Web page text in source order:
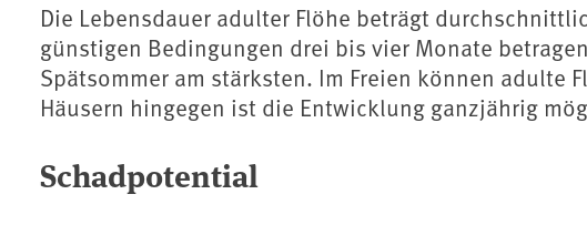
Die Lebensdauer adulter Flöhe beträgt
günstigen Bedingungen drei bis vier Monate
Spätsommer am stärksten. Im Freien können adulte
Häusern hingegen ist die Entwicklung ganzjährig
Schadpotential